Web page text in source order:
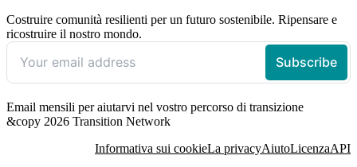
Costruire comunità resilienti per un futuro sostenibile. Ripensare e
ricostruire il nostro mondo.
Email mensili per aiutarvi nel vostro percorso di transizione
&copy 2026 Transition Network
Informativa sui cookieLa privacyAiutoLicenzaAPI